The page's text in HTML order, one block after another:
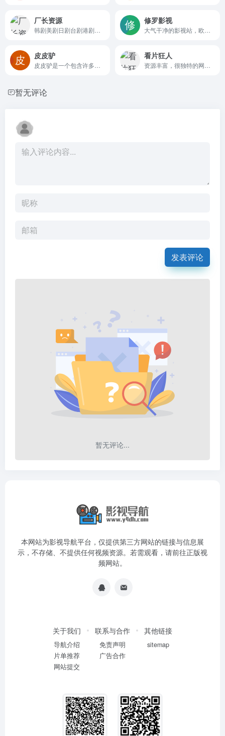
厂长资源 修罗影视
皮皮驴 看片狂人
暂无评论
发表评论
暂无评论...
本网站为影视导航平台，仅提供第三方网站的链接与信息展
示，不存储、不提供任何视频资源。若需观看，请前往正版视
频网站。
关于我们
导航介绍
片单推荐
网站提交
联系与合作
免责声明
广告合作
其他链接
sitemap